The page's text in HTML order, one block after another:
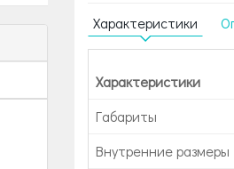
Характеристики
Характеристики
Габариты
Внутренние размеры